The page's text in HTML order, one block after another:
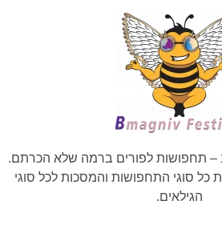
– תחפושות לפורים ברמה שלא הכרתם.
כל סוגי התחפושות והמסכות לכל סוגי
הגילאים.